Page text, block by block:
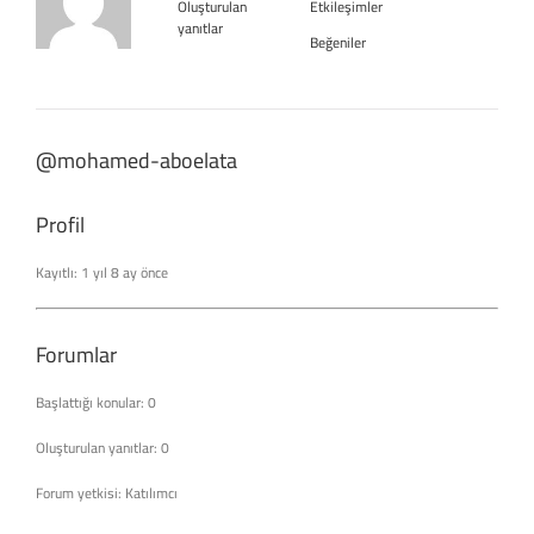
Oluşturulan
yanıtlar
Etkileşimler
Beğeniler
@mohamed-aboelata
Profil
Kayıtlı: 1 yıl 8 ay önce
Forumlar
Başlattığı konular: 0
Oluşturulan yanıtlar: 0
Forum yetkisi: Katılımcı